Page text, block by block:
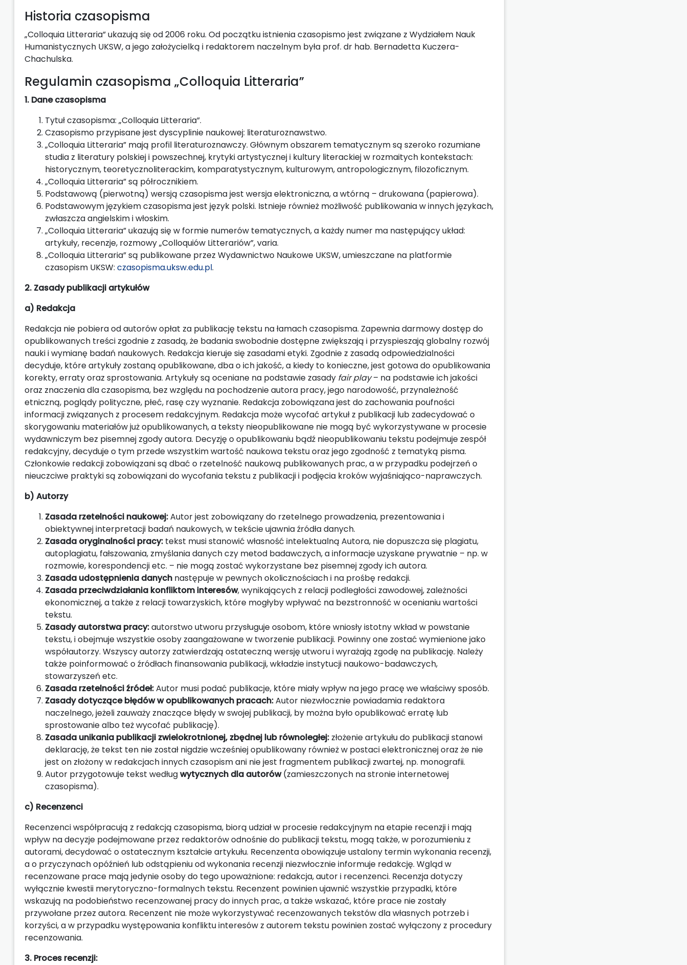
Historia czasopisma
„Colloquia Litteraria” ukazują się od 2006 roku. Od początku istnienia czasopismo jest związane z Wydziałem Nauk
Humanistycznych UKSW, a jego założycielką i redaktorem naczelnym była prof. dr hab. Bernadetta Kuczera-
Chachulska.
Regulamin czasopisma „Colloquia Litteraria”
1. Dane czasopisma
Tytuł czasopisma: „Colloquia Litteraria”.
Czasopismo przypisane jest dyscyplinie naukowej: literaturoznawstwo.
„Colloquia Litteraria” mają profil literaturoznawczy. Głównym obszarem tematycznym są szeroko rozumiane
studia z literatury polskiej i powszechnej, krytyki artystycznej i kultury literackiej w rozmaitych kontekstach:
historycznym, teoretycznoliterackim, komparatystycznym, kulturowym, antropologicznym, filozoficznym.
„Colloquia Litteraria” są półrocznikiem.
Podstawową (pierwotną) wersją czasopisma jest wersja elektroniczna, a wtórną – drukowana (papierowa).
Podstawowym językiem czasopisma jest język polski. Istnieje również możliwość publikowania w innych językach,
zwłaszcza angielskim i włoskim.
„Colloquia Litteraria” ukazują się w formie numerów tematycznych, a każdy numer ma następujący układ:
artykuły, recenzje, rozmowy „Colloquiów Litterariów”, varia.
„Colloquia Litteraria” są publikowane przez Wydawnictwo Naukowe UKSW, umieszczane na platformie
czasopism UKSW: czasopisma.uksw.edu.pl.
2. Zasady publikacji artykułów
a) Redakcja
Redakcja nie pobiera od autorów opłat za publikację tekstu na łamach czasopisma. Zapewnia darmowy dostęp do
opublikowanych treści zgodnie z zasadą, że badania swobodnie dostępne zwiększają i przyspieszają globalny rozwój
nauki i wymianę badań naukowych. Redakcja kieruje się zasadami etyki. Zgodnie z zasadą odpowiedzialności
decyduje, które artykuły zostaną opublikowane, dba o ich jakość, a kiedy to konieczne, jest gotowa do opublikowania
korekty, erraty oraz sprostowania. Artykuły są oceniane na podstawie zasady fair play– na podstawie ich jakości
oraz znaczenia dla czasopisma, bez względu na pochodzenie autora pracy, jego narodowość, przynależność
etniczną, poglądy polityczne, płeć, rasę czy wyznanie. Redakcja zobowiązana jest do zachowania poufności
informacji związanych z procesem redakcyjnym. Redakcja może wycofać artykuł z publikacji lub zadecydować o
skorygowaniu materiałów już opublikowanych, a teksty nieopublikowane nie mogą być wykorzystywane w procesie
wydawniczym bez pisemnej zgody autora. Decyzję o opublikowaniu bądź nieopublikowaniu tekstu podejmuje zespół
redakcyjny, decyduje o tym przede wszystkim wartość naukowa tekstu oraz jego zgodność z tematyką pisma.
Członkowie redakcji zobowiązani są dbać o rzetelność naukową publikowanych prac, a w przypadku podejrzeń o
nieuczciwe praktyki są zobowiązani do wycofania tekstu z publikacji i podjęcia kroków wyjaśniająco-naprawczych.
b) Autorzy
Zasada rzetelności naukowej:Autor jest zobowiązany do rzetelnego prowadzenia, prezentowania i
obiektywnej interpretacji badań naukowych, w tekście ujawnia źródła danych.
Zasada oryginalności pracy: tekst musi stanowić własność intelektualną Autora, nie dopuszcza się plagiatu,
autoplagiatu, fałszowania, zmyślania danych czy metod badawczych, a informacje uzyskane prywatnie – np. w
rozmowie, korespondencji etc. – nie mogą zostać wykorzystane bez pisemnej zgody ich autora.
Zasada udostępnienia danych następuje w pewnych okolicznościach i na prośbę redakcji.
Zasada przeciwdziałania konfliktom interesów, wynikających z relacji podległości zawodowej, zależności
ekonomicznej, a także z relacji towarzyskich, które mogłyby wpływać na bezstronność w ocenianiu wartości
tekstu.
Zasady autorstwa pracy:autorstwo utworu przysługuje osobom, które wniosły istotny wkład w powstanie
tekstu, i obejmuje wszystkie osoby zaangażowane w tworzenie publikacji. Powinny one zostać wymienione jako
współautorzy. Wszyscy autorzy zatwierdzają ostateczną wersję utworu i wyrażają zgodę na publikację. Należy
także poinformować o źródłach finansowania publikacji, wkładzie instytucji naukowo-badawczych,
stowarzyszeń etc.
Zasada rzetelności źródeł:Autor musi podać publikacje, które miały wpływ na jego pracę we właściwy sposób.
Zasady dotyczące błędów w opublikowanych pracach:Autor niezwłocznie powiadamia redaktora
naczelnego, jeżeli zauważy znaczące błędy w swojej publikacji, by można było opublikować erratę lub
sprostowanie albo też wycofać publikację).
Zasada unikania publikacji zwielokrotnionej, zbędnej lub równoległej: złożenie artykułu do publikacji stanowi
deklarację, że tekst ten nie został nigdzie wcześniej opublikowany również w postaci elektronicznej oraz że nie
jest on złożony w redakcjach innych czasopism ani nie jest fragmentem publikacji zwartej, np. monografii.
Autor przygotowuje tekst wedługwytycznych dla autorów(zamieszczonych na stronie internetowej
czasopisma).
c) Recenzenci
Recenzenci współpracują z redakcją czasopisma, biorą udział w procesie redakcyjnym na etapie recenzji i mają
wpływ na decyzje podejmowane przez redaktorów odnośnie do publikacji tekstu, mogą także, w porozumieniu z
autorami, decydować o ostatecznym kształcie artykułu. Recenzenta obowiązuje ustalony termin wykonania recenzji,
a o przyczynach opóźnień lub odstąpieniu od wykonania recenzji niezwłocznie informuje redakcję. Wgląd w
recenzowane prace mają jedynie osoby do tego upoważnione: redakcja, autor i recenzenci. Recenzja dotyczy
wyłącznie kwestii merytoryczno-formalnych tekstu. Recenzent powinien ujawnić wszystkie przypadki, które
wskazują na podobieństwo recenzowanej pracy do innych prac, a także wskazać, które prace nie zostały
przywołane przez autora. Recenzent nie może wykorzystywać recenzowanych tekstów dla własnych potrzeb i
korzyści, a w przypadku występowania konfliktu interesów z autorem tekstu powinien zostać wyłączony z procedury
recenzowania.
3. Proces recenzji: